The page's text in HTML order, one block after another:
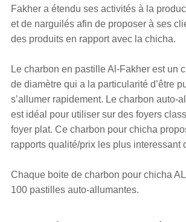
Fakher a étendu ses activités à la
et de narguilés afin de proposer à ses
des produits en rapport avec la chicha.
Le charbon en pastille Al-Fakher est un
de diamètre qui a la particularité d’être
s’allumer rapidement. Le charbon auto-
est idéal pour utiliser sur des foyers
foyer plat. Ce charbon pour chicha
rapports qualité/prix les plus interessant
Chaque boite de charbon pour chicha
100 pastilles auto-allumantes.